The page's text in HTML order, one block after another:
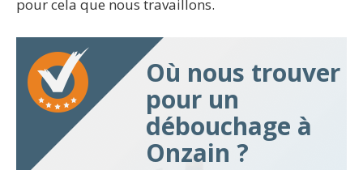
pour cela que nous travaillons.
Où nous trouver
pour un
débouchage à
Onzain ?